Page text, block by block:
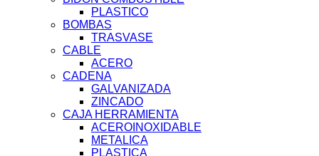
PLASTICO
BOMBAS
TRASVASE
CABLE
ACERO
CADENA
GALVANIZADA
ZINCADO
CAJA HERRAMIENTA
ACEROINOXIDABLE
METALICA
PLASTICA